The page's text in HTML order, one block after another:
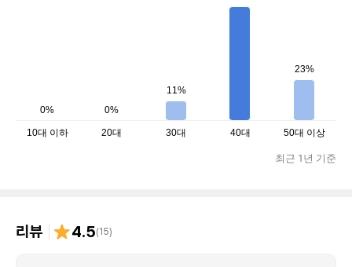
0% 0%
11%
23%
10대 이하 20대 30대 40대 50대 이상
최근 1년 기준
리뷰 4.5(15)